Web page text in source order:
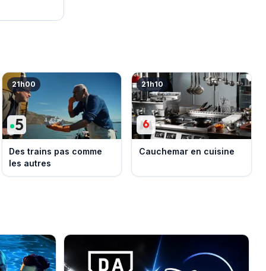
21h00
Des trains pas comme
les autres
21h10
Cauchemar en cuisine